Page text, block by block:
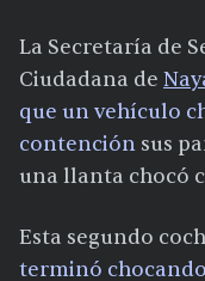
La Secretaría de
Ciudadana de
que un vehículo
contención sus
una llanta chocó
Esta segundo
terminó